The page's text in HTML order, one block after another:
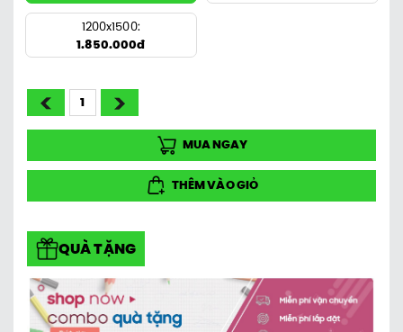
1200x1500:
1.850.000đ
MUA NGAY
THÊM VÀO GIỎ
QUÀ TẶNG